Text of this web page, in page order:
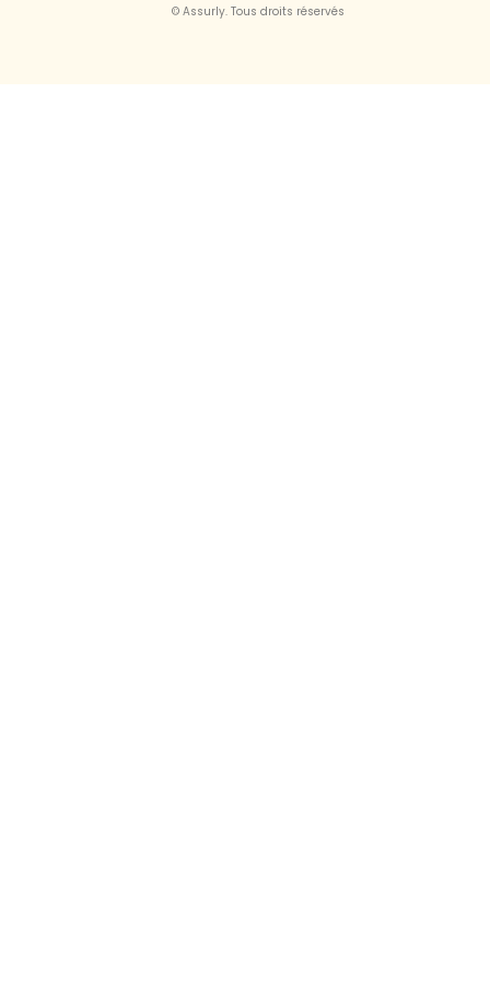
© Assurly. Tous droits réservés